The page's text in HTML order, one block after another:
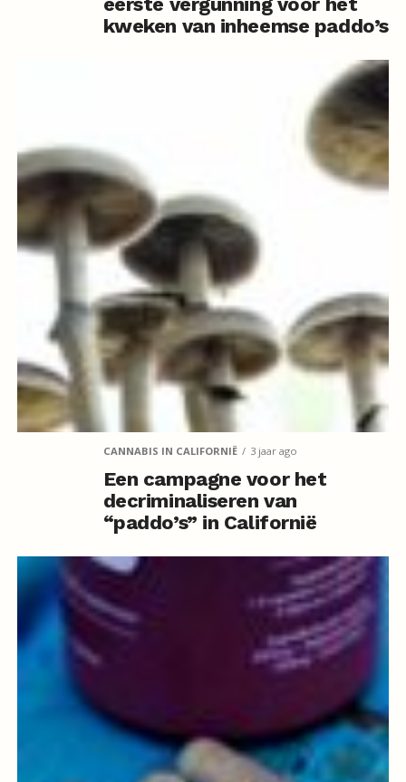
kweken van inheemse paddo’s
CANNABIS IN CALIFORNIË 3 jaar ago
Een campagne voor het
decriminaliseren van
“paddo’s” in Californië